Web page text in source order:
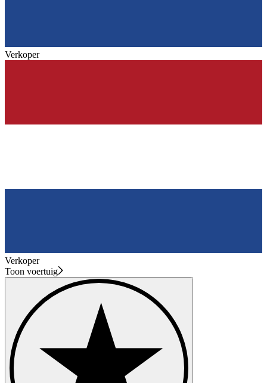
Verkoper
Verkoper
Toon voertuig